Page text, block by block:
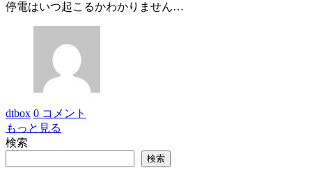
停電はいつ起こるかわかりません…
dtbox 0 コメント
もっと見る
検索
検索